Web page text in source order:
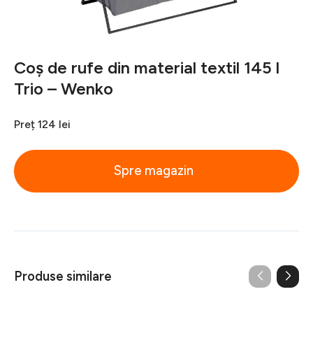
Coș de rufe din material textil 145 l
Trio – Wenko
Preț 124 lei
Spre magazin
Produse similare